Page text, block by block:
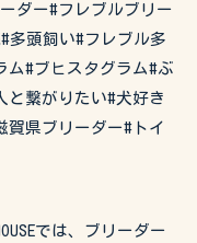
ダー#フレブルブリー
多頭飼い#フレブル多
ム#ブヒスタグラム#ぶ
と繋がりたい#犬好き
賀県ブリーダー#トイ
では、ブリーダー